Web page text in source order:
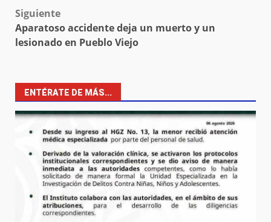
Siguiente
Aparatoso accidente deja un muerto y un
lesionado en Pueblo Viejo
ENTÉRATE DE MÁS...